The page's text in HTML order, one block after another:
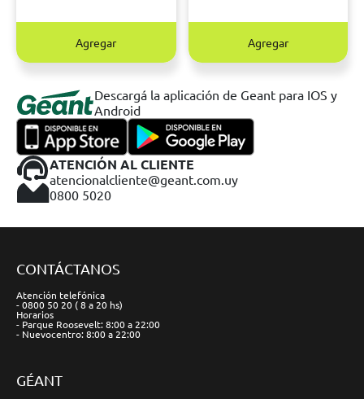
Agregar Agregar
Descargá la aplicación de Geant para IOS y
Android
ATENCIÓN AL CLIENTE
atencionalcliente@geant.com.uy
0800 5020
CONTÁCTANOS
Atención telefónica
- 0800 50 20 ( 8 a 20 hs)
Horarios
- Parque Roosevelt: 8:00 a 22:00
- Nuevocentro: 8:00 a 22:00
GÉANT